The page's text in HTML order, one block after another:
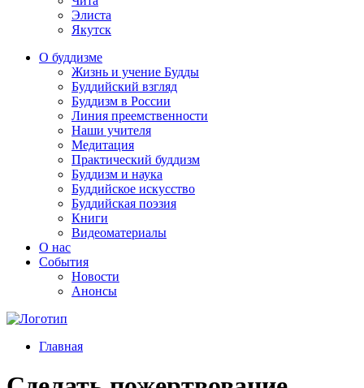
Элиста
Якутск
О буддизме
Жизнь и учение Будды
Буддийский взгляд
Буддизм в России
Линия преемственности
Наши учителя
Медитация
Практический буддизм
Буддизм и наука
Буддийское искусство
Буддийская поэзия
Книги
Видеоматериалы
О нас
События
Новости
Анонсы
Главная